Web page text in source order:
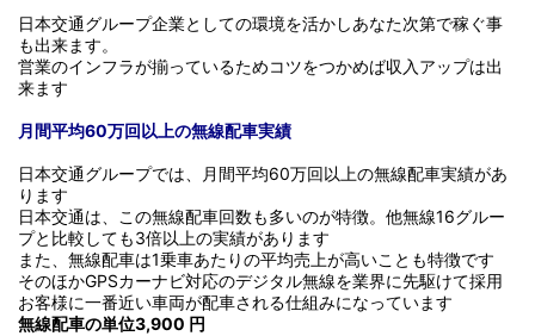
日本交通グループ企業としての環境を活かしあなた次第で稼ぐ事
も出来ます。
営業のインフラが揃っているためコツをつかめば収入アップは出
来ます
月間平均60万回以上の無線配車実績
日本交通グループでは、月間平均60万回以上の無線配車実績があ
ります
日本交通は、この無線配車回数も多いのが特徴。他無線16グルー
プと比較しても3倍以上の実績があります
また、無線配車は1乗車あたりの平均売上が高いことも特徴です
そのほかGPSカーナビ対応のデジタル無線を業界に先駆けて採用
お客様に一番近い車両が配車される仕組みになっています
無線配車の単位3,900 円